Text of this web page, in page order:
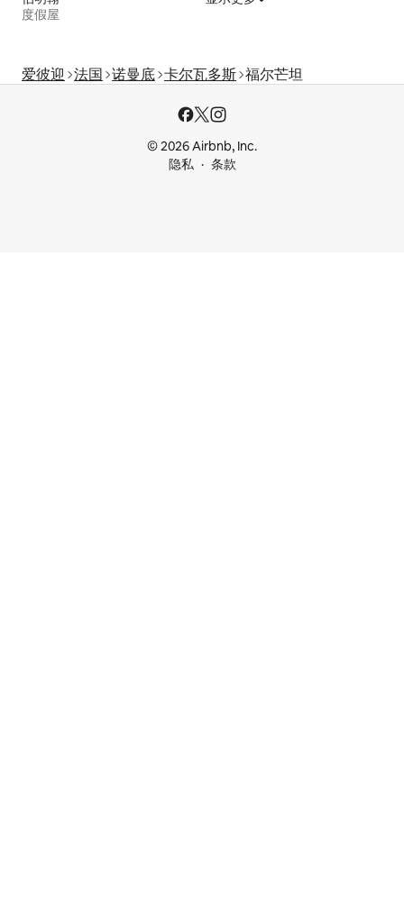
度假屋
爱彼迎 法国 诺曼底 卡尔瓦多斯 福尔芒坦
© 2026 Airbnb, Inc.
隐私
条款